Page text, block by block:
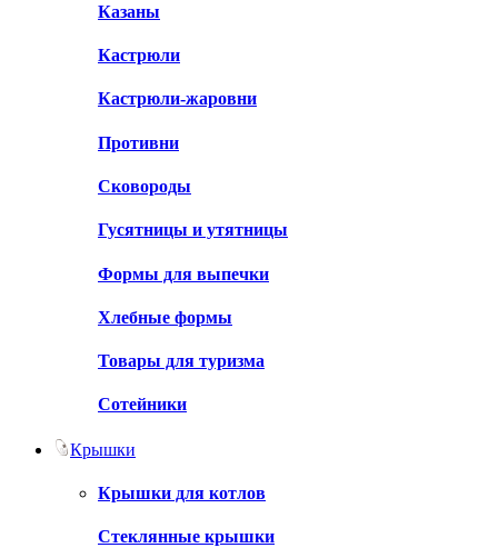
Казаны
Кастрюли
Кастрюли-жаровни
Противни
Сковороды
Гусятницы и утятницы
Формы для выпечки
Хлебные формы
Товары для туризма
Сотейники
Крышки
Крышки для котлов
Стеклянные крышки